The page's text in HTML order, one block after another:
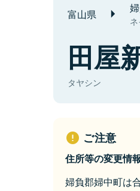
富山県
田屋
タヤシン
ご注意
住所等の変更情
婦負郡婦中町は